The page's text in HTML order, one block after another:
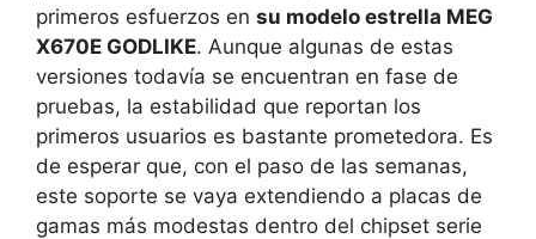
primeros esfuerzos en su modelo estrella MEG
X670E GODLIKE. Aunque algunas de estas
versiones todavía se encuentran en fase de
pruebas, la estabilidad que reportan los
primeros usuarios es bastante prometedora. Es
de esperar que, con el paso de las semanas,
este soporte se vaya extendiendo a placas de
gamas más modestas dentro del chipset serie